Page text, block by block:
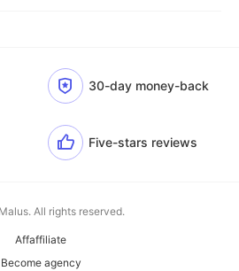
30-day money-back
Five-stars reviews
All rights reserved.
Affaffiliate
Become agency